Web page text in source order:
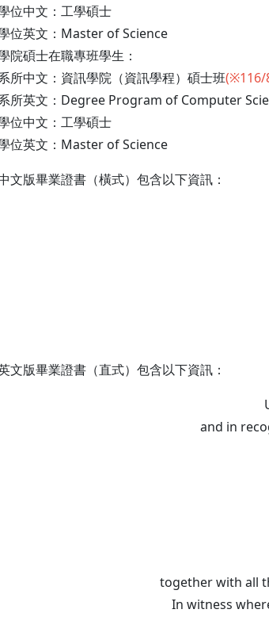
位中文：工學碩士
位英文：Master of Science
院碩士在職專班學生：
所中文：資訊學院（資訊學程）碩士班(※116/
所英文：Degree Program of Computer
位中文：工學碩士
位英文：Master of Science
文版畢業證書（橫式）包含以下資訊：
文版畢業證書（直式）包含以下資訊：
and in
together with all
In witness